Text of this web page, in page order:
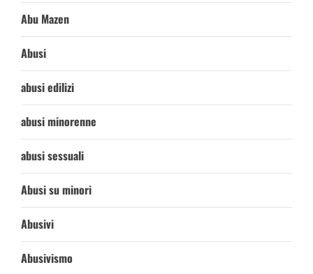
Abu Mazen
Abusi
abusi edilizi
abusi minorenne
abusi sessuali
Abusi su minori
Abusivi
Abusivismo